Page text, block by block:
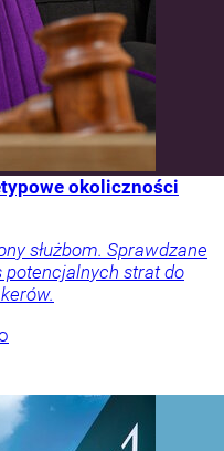
okoliczności
służbom. Sprawdzane
potencjalnych strat do